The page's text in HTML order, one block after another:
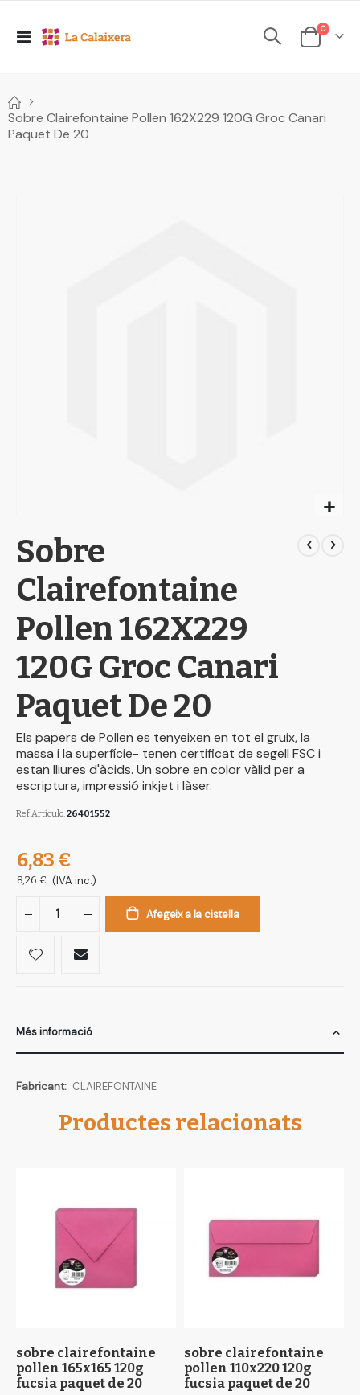
Toggle
Cesta
0elements
Sobre Clairefontaine Pollen 162X229 120G Groc Canari
Paquet De 20
to
the
beginning
of
images
gallery
Sobre
Clairefontaine
Pollen 162X229
120G Groc Canari
Paquet De 20
Els papers de Pollen es tenyeixen en tot el gruix, la
massa i la superfície- tenen certificat de segell FSC i
estan lliures d'àcids. Un sobre en color vàlid per a
escriptura, impressió inkjet i làser.
Ref.Artículo 26401552
6,83 €
8,26 € (IVA inc.)
Afegeix a la cistella
Més informació
Més
CLAIREFONTAINE
Productes relacionats
sobre clairefontaine
pollen 165x165 120g
fucsia paquet de 20
sobre clairefontaine
pollen 110x220 120g
fucsia paquet de 20